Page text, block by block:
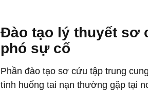
Đào tạo lý thuyết sơ
phó sự cố
Phần đào tạo sơ cứu tập trung
tình huống tai nạn thường gặp tại